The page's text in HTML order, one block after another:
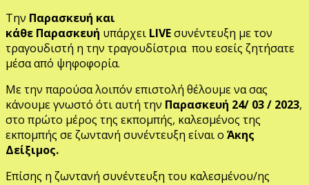
Την Παρασκευή και
κάθε Παρασκευή υπάρχει LIVEσυνέντευξη με τον
τραγουδιστή η την τραγουδίστρια που εσείς ζητήσατε
μέσα από ψηφοφορία.
Με την παρούσα λοιπόν επιστολή θέλουμε να σας
κάνουμε γνωστό ότι αυτή την Παρασκευή 24/ 03 / 2023,
στο πρώτο μέρος της εκπομπής, καλεσμένος της
εκπομπής σε ζωντανή συνέντευξη είναι ο Άκης
Δείξιμος.
Επίσης η ζωντανή συνέντευξη του καλεσμένου/ης